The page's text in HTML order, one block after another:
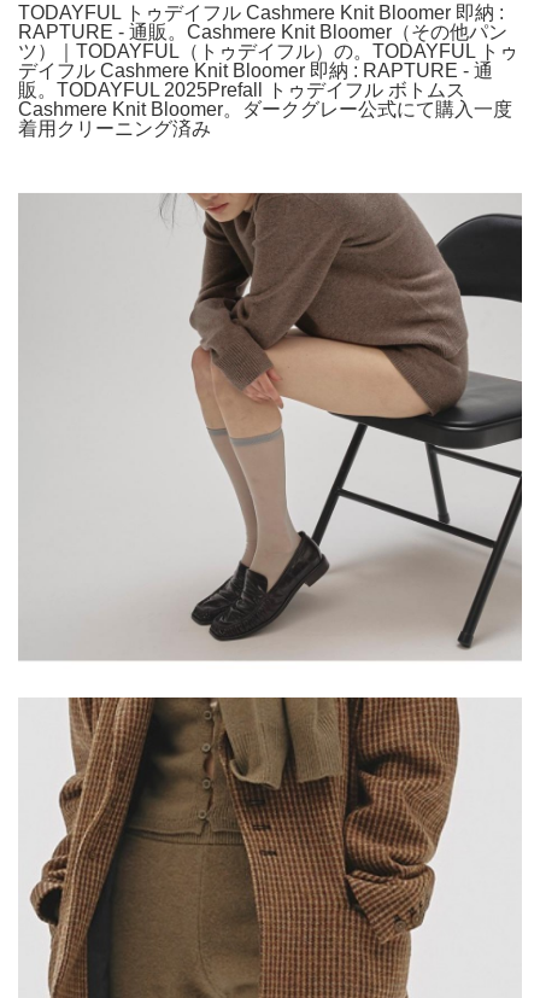
TODAYFUL トゥデイフル Cashmere Knit Bloomer 即納 :
RAPTURE - 通販。Cashmere Knit Bloomer（その他パン
ツ）｜TODAYFUL（トゥデイフル）の。TODAYFUL トゥ
デイフル Cashmere Knit Bloomer 即納 : RAPTURE - 通
販。TODAYFUL 2025Prefall トゥデイフル ボトムス
Cashmere Knit Bloomer。ダークグレー公式にて購入一度
着用クリーニング済み